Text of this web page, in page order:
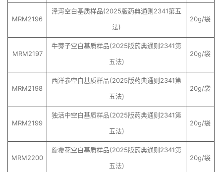
MRM2196
泽泻空白基质样品(2025版药典通则2341第五
法)
20g/袋
MRM2197
牛蒡子空白基质样品(2025版药典通则2341第
五法)
20g/袋
MRM2198
西洋参空白基质样品(2025版药典通则2341第
五法)
20g/袋
MRM2199
独活中空白基质样品(2025版药典通则2341第
五法)
20g/袋
MRM2200
旋覆花空白基质样品(2025版药典通则2341第
五法)
20g/袋